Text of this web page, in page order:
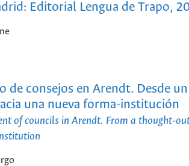
Editorial Lengua de Trapo,
de consejos en Arendt. Desde
una nueva forma-institución
of councils in Arendt. From a thought-